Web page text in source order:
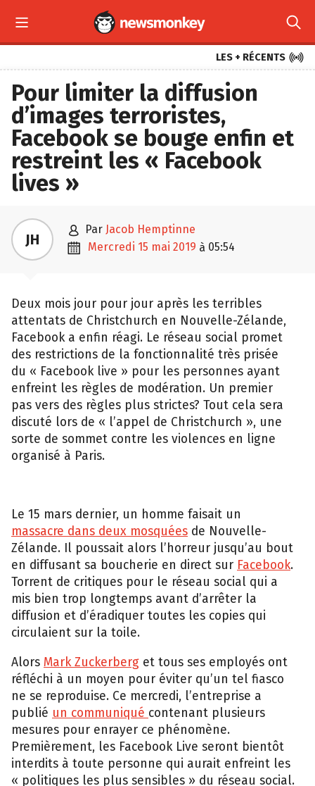
 
LES + RÉCENTS 
Pour limiter la diffusion
d’images terroristes,
Facebook se bouge enfin et
restreint les « Facebook
lives »
JH  par Jacob Hemptinne
 mercredi 15 mai 2019 à 05:54
Deux mois jour pour jour après les terribles
attentats de Christchurch en Nouvelle-Zélande,
Facebook a enfin réagi. Le réseau social promet
des restrictions de la fonctionnalité très prisée
du « Facebook live » pour les personnes ayant
enfreint les règles de modération. Un premier
pas vers des règles plus strictes? Tout cela sera
discuté lors de « l’appel de Christchurch », une
sorte de sommet contre les violences en ligne
organisé à Paris.
Le 15 mars dernier, un homme faisait un
massacre dans deux mosquées de Nouvelle-
Zélande. Il poussait alors l’horreur jusqu’au bout
en diffusant sa boucherie en direct sur Facebook.
Torrent de critiques pour le réseau social qui a
mis bien trop longtemps avant d’arrêter la
diffusion et d’éradiquer toutes les copies qui
circulaient sur la toile.
Alors Mark Zuckerberg et tous ses employés ont
réfléchi à un moyen pour éviter qu’un tel fiasco
ne se reproduise. Ce mercredi, l’entreprise a
publié un communiqué contenant plusieurs
mesures pour enrayer ce phénomène.
Premièrement, les Facebook Live seront bientôt
interdits à toute personne qui aurait enfreint les
« politiques les plus sensibles » du réseau social.